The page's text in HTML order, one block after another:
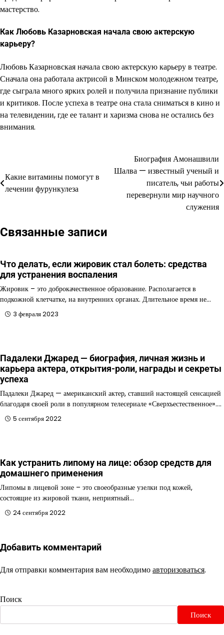
мастерство.
Как Любовь Казарновская начала свою актерскую
карьеру?
Любовь Казарновская начала свою актерскую карьеру в театре.
Сначала она работала актрисой в Минском молодежном театре,
где сыграла много ярких ролей и получила признание публики
и критиков. После успеха в театре она стала сниматься в кино и
на телевидении, где ее талант и харизма снова не остались без
внимания.
по
записям
Какие витамины помогут в
лечении фурункулеза
Биография Амонашвили
Шалва — известный ученый и
писатель, чьи работы
перевернули мир научного
служения
Связанные записи
Что делать, если жировик стал болеть: средства
для устранения воспаления
Жировик – это доброкачественное образование. Располагается в
подкожной клетчатке, на внутренних органах. Длительное время не…
3 февраля 2023
Падалеки Джаред — биография, личная жизнь и
карьера актера, открытия-роли, награды и секреты
успеха
Падалеки Джаред — американский актер, ставший настоящей сенсацией
благодаря своей роли в популярном телесериале «Сверхъестественное».…
5 сентября 2022
Как устранить липому на лице: обзор средств для
домашнего применения
Липомы в лицевой зоне – это своеобразные узелки под кожей,
состоящие из жировой ткани, неприятный…
24 сентября 2022
Добавить комментарий
Для отправки комментария вам необходимоавторизоваться.
Поиск
Поиск